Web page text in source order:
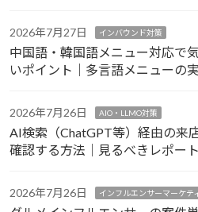
2026年7月27日 インバウンド対策
中国語・韓国語メニュー対応で
いポイント｜多言語メニューの
2026年7月26日 AIO・LLMO対策
AI検索（ChatGPT等）経由の来
確認する方法｜見るべきレポー
2026年7月26日 インフルエンサーマーケテ